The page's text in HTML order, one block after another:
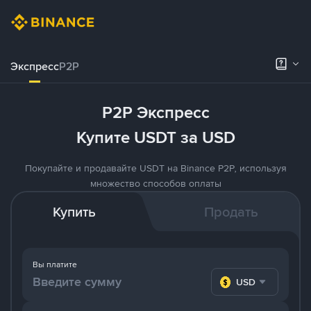
ЭкспрессP2P
P2P Экспресс
Купите USDT за USD
Покупайте и продавайте USDT на Binance P2P, используя
множество способов оплаты
Купить Продать
Вы платите
USD